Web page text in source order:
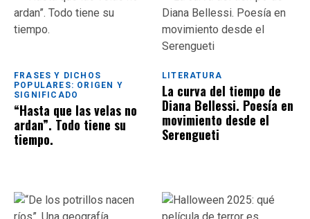
FRASES Y DICHOS
POPULARES: ORIGEN Y
SIGNIFICADO
“Hasta que las velas no
ardan”. Todo tiene su
tiempo.
LITERATURA
La curva del tiempo de
Diana Bellessi. Poesía en
movimiento desde el
Serengueti